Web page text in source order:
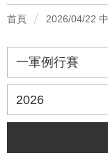
首頁 2026/04/22